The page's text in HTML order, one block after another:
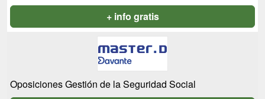
+ info gratis
Oposiciones Gestión de la Seguridad Social